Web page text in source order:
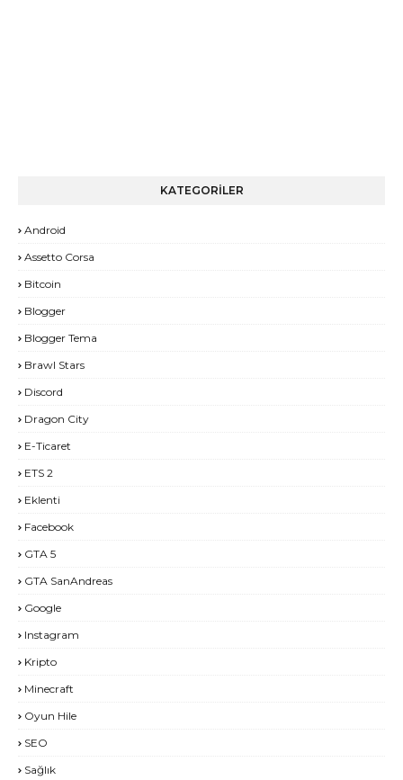
KATEGORİLER
Android
Assetto Corsa
Bitcoin
Blogger
Blogger Tema
Brawl Stars
Discord
Dragon City
E-Ticaret
ETS 2
Eklenti
Facebook
GTA 5
GTA SanAndreas
Google
Instagram
Kripto
Minecraft
Oyun Hile
SEO
Sağlık